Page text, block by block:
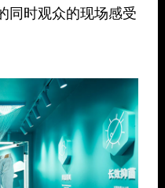
同时观众的现场感受